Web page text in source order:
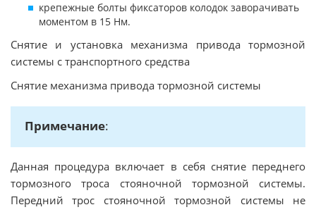
крепежные болты фиксаторов колодок заворачивать
моментом в 15 Нм.
Снятие и установка механизма привода тормозной
системы с транспортного средства
Снятие механизма привода тормозной системы
Примечание:
Данная процедура включает в себя снятие переднего
тормозного троса стояночной тормозной системы.
Передний трос стояночной тормозной системы не